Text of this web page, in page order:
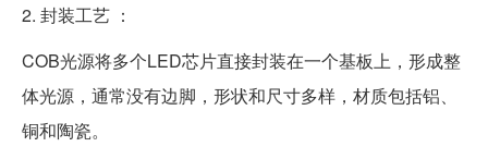
2. 封装工艺 ：
COB光源将多个LED芯片直接封装在一个基板上，形成整
体光源，通常没有边脚，形状和尺寸多样，材质包括铝、
铜和陶瓷。